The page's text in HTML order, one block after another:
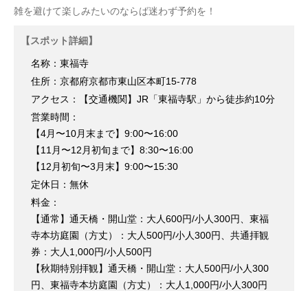
雑を避けて楽しみたいのならば迷わず予約を！
【スポット詳細】
名称：東福寺
住所：京都府京都市東山区本町15-778
アクセス：【交通機関】JR「東福寺駅」から徒歩約10分
営業時間：
【4月〜10月末まで】9:00〜16:00
【11月〜12月初旬まで】8:30〜16:00
【12月初旬〜3月末】9:00〜15:30
定休日：無休
料金：
【通常】通天橋・開山堂：大人600円/小人300円、東福
寺本坊庭園（方丈）：大人500円/小人300円、共通拝観
券：大人1,000円/小人500円
【秋期特別拝観】通天橋・開山堂：大人500円/小人300
円、東福寺本坊庭園（方丈）：大人1,000円/小人300円